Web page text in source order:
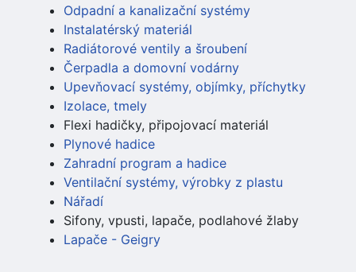
Odpadní a kanalizační systémy
Instalatérský materiál
Radiátorové ventily a šroubení
Čerpadla a domovní vodárny
Upevňovací systémy, objímky, příchytky
Izolace, tmely
Flexi hadičky, připojovací materiál
Plynové hadice
Zahradní program a hadice
Ventilační systémy, výrobky z plastu
Nářadí
Sifony, vpusti, lapače, podlahové žlaby
Lapače - Geigry